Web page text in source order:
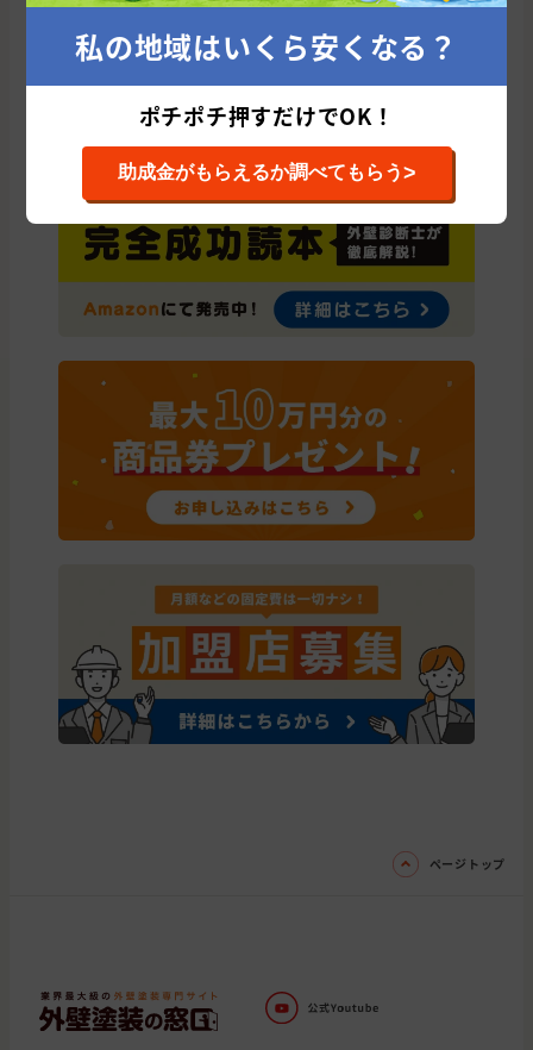
ページトップ
私の地域はいくら安くなる？
ポチポチ押すだけでOK！
助成金がもらえるか調べてもらう>